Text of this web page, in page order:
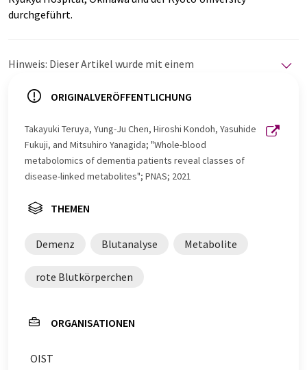
durchgeführt.
Hinweis: Dieser Artikel wurde mit einem
LUMITOS bietet diese automatischen Übersetzungen
Nachrichten zu präsentieren. Da dieser Artikel mit
automatischer Übersetzung übersetzt wurde, ist es
möglich, dass er Fehler im Vokabular, in der Syntax oder
in der Grammatik enthält. Den ursprünglichen Artikel in
ORIGINALVERÖFFENTLICHUNG
Takayuki Teruya, Yung-Ju Chen, Hiroshi Kondoh, Yasuhide
Fukuji, and Mitsuhiro Yanagida; "Whole-blood
metabolomics of dementia patients reveal classes of
disease-linked metabolites"; PNAS; 2021
THEMEN
Demenz Blutanalyse Metabolite
rote Blutkörperchen
ORGANISATIONEN
OIST